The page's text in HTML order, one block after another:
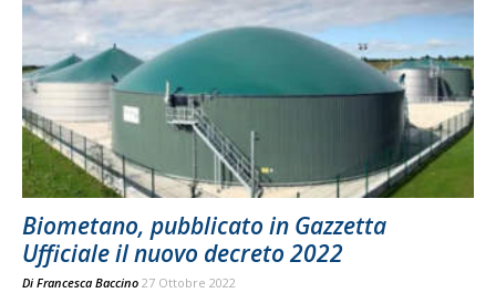
Biometano, pubblicato in Gazzetta
Ufficiale il nuovo decreto 2022
Di Francesca Baccino 27 Ottobre 2022